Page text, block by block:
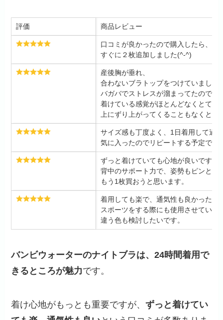
評価 商品レビュー
口コミが良かったので購入したら、
すぐに２枚追加しました(^-^)
産後胸が垂れ、
合わないブラトップをつけていまし
バガバでストレスが溜まってたので
着けている感覚がほとんどなくとて
上にずり上がってくることもなくとて
サイズ感も丁度よく、1日着用して過
気に入ったのでリピートする予定です
ずっと着けていても心地が良いです。
背中のサポート力で、姿勢もピンとす
もう1枚買おうと思います。
着用しても楽で、通気性も良かったで
スポーツをする際にも使用させていた
違う色も検討したいです。
バンビウォーターのナイトブラは、24時間着用で
きるところが魅力です。
着け心地がもっとも重要ですが、ずっと着けてい